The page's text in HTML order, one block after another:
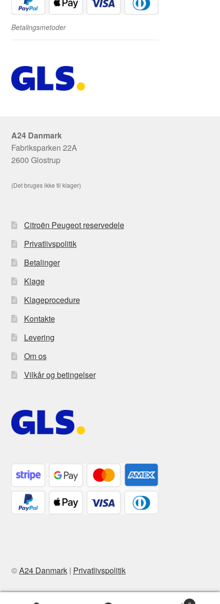
Betalingsmetoder
A24 Danmark
Fabriksparken 22A
2600 Glostrup
(Det bruges ikke til klager)
Citroën Peugeot reservedele
Privatlivspolitik
Betalinger
Klage
Klageprocedure
Kontakte
Levering
Om os
Vilkår og betingelser
©A24 Danmark| Privatlivspolitik